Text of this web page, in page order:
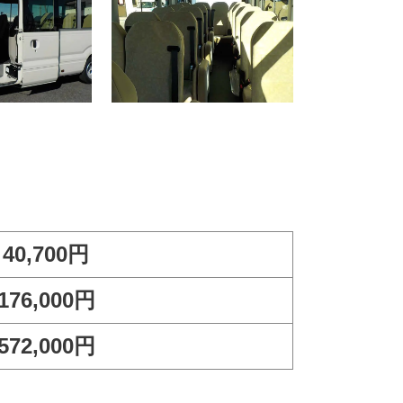
40,700円
円
円